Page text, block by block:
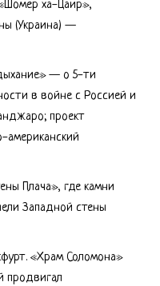
ха-Цаир»,
(Украина) —
— о 5-ти
в войне с Россией и
проект
американский
Плача», где камни
Западной стены
«Храм Соломона»
продвигал